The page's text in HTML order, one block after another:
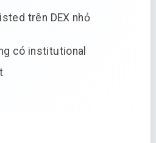
trên DEX nhỏ
có institutional